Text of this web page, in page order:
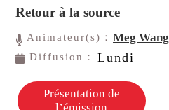
Retour à la source
Animateur(s)：Meg Wang
Diffusion： Lundi
Présentation de
l’émission